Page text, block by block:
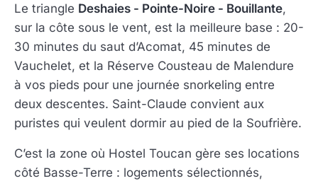
Le triangle Deshaies - Pointe-Noire - Bouillante,
sur la côte sous le vent, est la meilleure base : 20-
30 minutes du saut d’Acomat, 45 minutes de
Vauchelet, et la Réserve Cousteau de Malendure
à vos pieds pour une journée snorkeling entre
deux descentes. Saint-Claude convient aux
puristes qui veulent dormir au pied de la Soufrière.
C’est la zone où Hostel Toucan gère ses locations
côté Basse-Terre : logements sélectionnés,